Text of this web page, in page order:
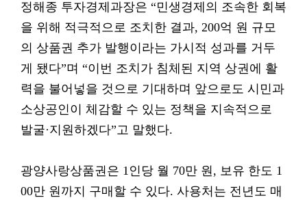
정해종 투자경제과장은 “민생경제의 조속한 회복
을 위해 적극적으로 조치한 결과, 200억 원 규모
의 상품권 추가 발행이라는 가시적 성과를 거두
게 됐다”며 “이번 조치가 침체된 지역 상권에 활
력을 불어넣을 것으로 기대하며 앞으로도 시민과
소상공인이 체감할 수 있는 정책을 지속적으로
발굴·지원하겠다”고 말했다.
광양사랑상품권은 1인당 월 70만 원, 보유 한도 1
00만 원까지 구매할 수 있다. 사용처는 전년도 매